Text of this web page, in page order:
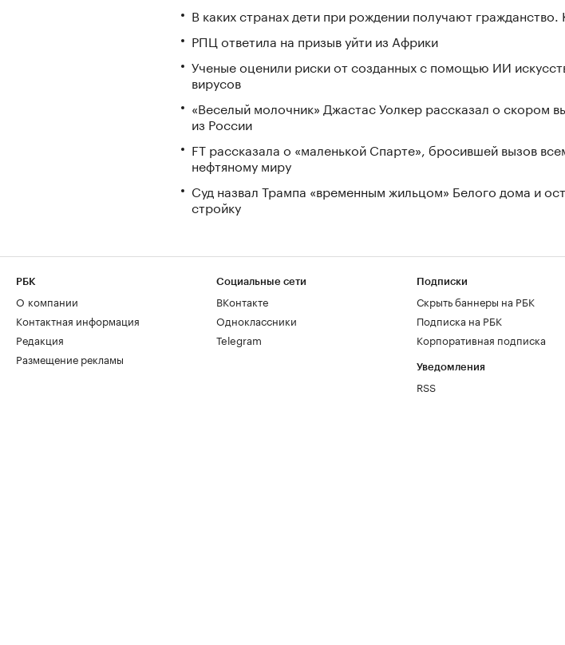
В каких странах дети при рождении получают гражданство.
РПЦ ответила на призыв уйти из Африки
Ученые оценили риски от созданных с помощью ИИ
вирусов
«Веселый молочник» Джастас Уолкер рассказал о скором
из России
FT рассказала о «маленькой Спарте», бросившей вызов
нефтяному миру
Суд назвал Трампа «временным жильцом» Белого дома и
стройку
РБК
О компании
Контактная информация
Редакция
Размещение рекламы
Социальные сети
ВКонтакте
Одноклассники
Telegram
Подписки
Скрыть баннеры на РБК
Подписка на РБК
Корпоративная подписка
Уведомления
RSS